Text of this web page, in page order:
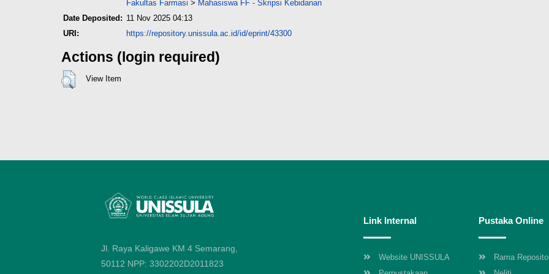
Fakultas Farmasi > Mahasiswa FF - Skripsi Kebidanan
Date Deposited: 11 Nov 2025 04:13
URI:
https://repository.unissula.ac.id/id/eprint/43300
Actions (login required)
View Item
Jl. Raya Kaligawe KM 4 Semarang,
50112 NPP: 3302202D2011823
Link Internal
Website UNISSULA
Pustaka Online
Rama